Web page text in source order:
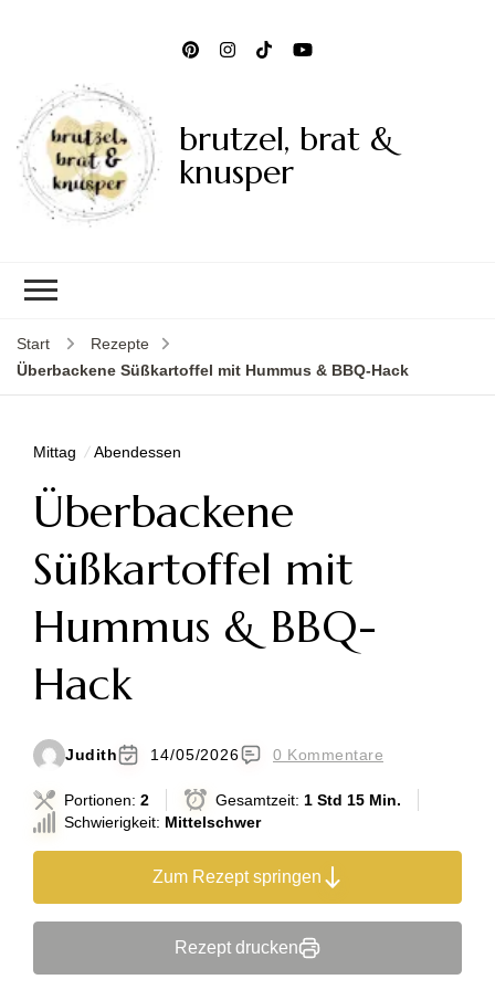
brutzel, brat &
knusper
Start
Rezepte
Überbackene Süßkartoffel mit Hummus & BBQ-Hack
Mittag Abendessen
Überbackene
Süßkartoffel mit
Hummus & BBQ-
Hack
Judith 14/05/2026 0 Kommentare
Portionen: 2 Gesamtzeit: 1 Std 15 Min.
Schwierigkeit: Mittelschwer
Zum Rezept springen
Rezept drucken